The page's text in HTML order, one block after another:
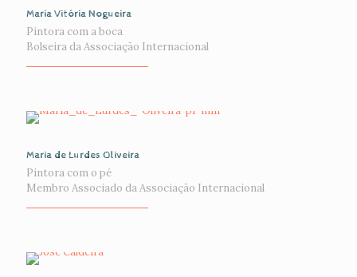
Maria Vitória Nogueira
Pintora com a boca
Bolseira da Associaçāo Internacional
Maria de Lurdes Oliveira
Pintora com o pé
Membro Associado da Associaçāo Internacional